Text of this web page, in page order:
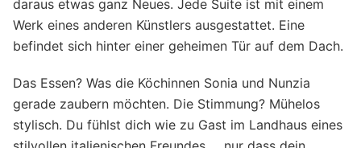
daraus etwas ganz Neues. Jede Suite ist mit einem
Werk eines anderen Künstlers ausgestattet. Eine
befindet sich hinter einer geheimen Tür auf dem Dach.
Das Essen? Was die Köchinnen Sonia und Nunzia
gerade zaubern möchten. Die Stimmung? Mühelos
stylisch. Du fühlst dich wie zu Gast im Landhaus eines